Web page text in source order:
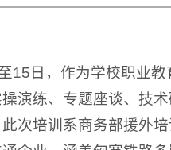
15日，作为学校职业
演练、专题座谈、技
次培训系商务部援外